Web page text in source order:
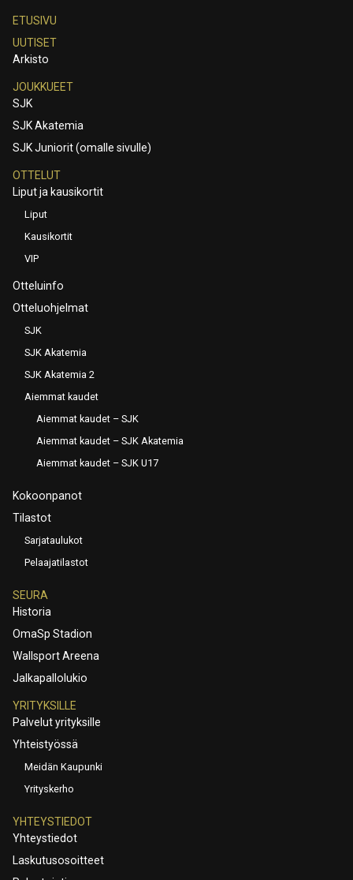
ETUSIVU
UUTISET
Arkisto
JOUKKUEET
SJK
SJK Akatemia
SJK Juniorit (omalle sivulle)
OTTELUT
Liput ja kausikortit
Liput
Kausikortit
VIP
Otteluinfo
Otteluohjelmat
SJK
SJK Akatemia
SJK Akatemia 2
Aiemmat kaudet
Aiemmat kaudet – SJK
Aiemmat kaudet – SJK Akatemia
Aiemmat kaudet – SJK U17
Kokoonpanot
Tilastot
Sarjataulukot
Pelaajatilastot
SEURA
Historia
OmaSp Stadion
Wallsport Areena
Jalkapallolukio
YRITYKSILLE
Palvelut yrityksille
Yhteistyössä
Meidän Kaupunki
Yrityskerho
YHTEYSTIEDOT
Yhteystiedot
Laskutusosoitteet